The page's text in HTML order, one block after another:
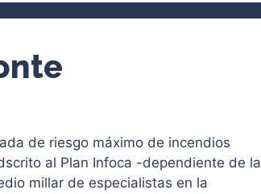
de riesgo máximo de incendios
al Plan Infoca -dependiente de la
millar de especialistas en la